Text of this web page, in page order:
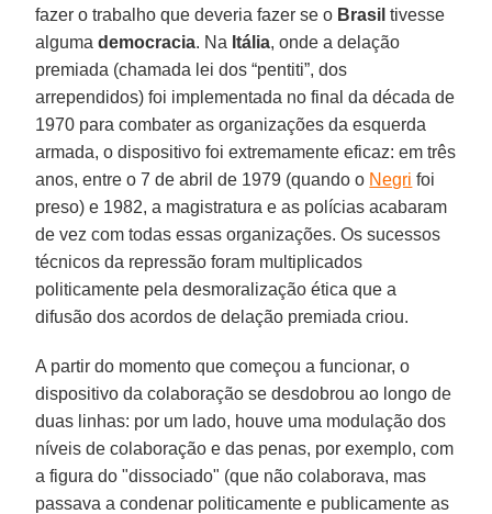
fazer o trabalho que deveria fazer se o Brasil tivesse
algumademocracia. Na Itália, onde a delação
premiada (chamada lei dos “pentiti”, dos
arrependidos) foi implementada no final da década de
1970 para combater as organizações da esquerda
armada, o dispositivo foi extremamente eficaz: em três
anos, entre o 7 de abril de 1979 (quando o Negri foi
preso) e 1982, a magistratura e as polícias acabaram
de vez com todas essas organizações. Os sucessos
técnicos da repressão foram multiplicados
politicamente pela desmoralização ética que a
difusão dos acordos de delação premiada criou.
A partir do momento que começou a funcionar, o
dispositivo da colaboração se desdobrou ao longo de
duas linhas: por um lado, houve uma modulação dos
níveis de colaboração e das penas, por exemplo, com
a figura do "dissociado" (que não colaborava, mas
passava a condenar politicamente e publicamente as